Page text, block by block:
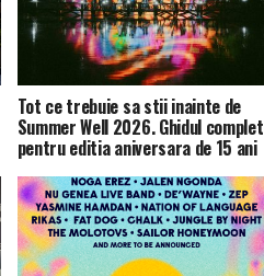
Tot ce trebuie sa stii inainte de
Summer Well 2026. Ghidul complet
pentru editia aniversara de 15 ani